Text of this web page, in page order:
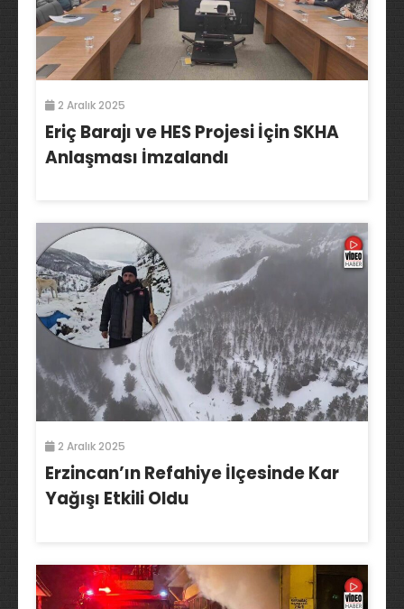
2 Aralık 2025
Eriç Barajı ve HES Projesi İçin SKHA
Anlaşması İmzalandı
2 Aralık 2025
Erzincan’ın Refahiye İlçesinde Kar
Yağışı Etkili Oldu